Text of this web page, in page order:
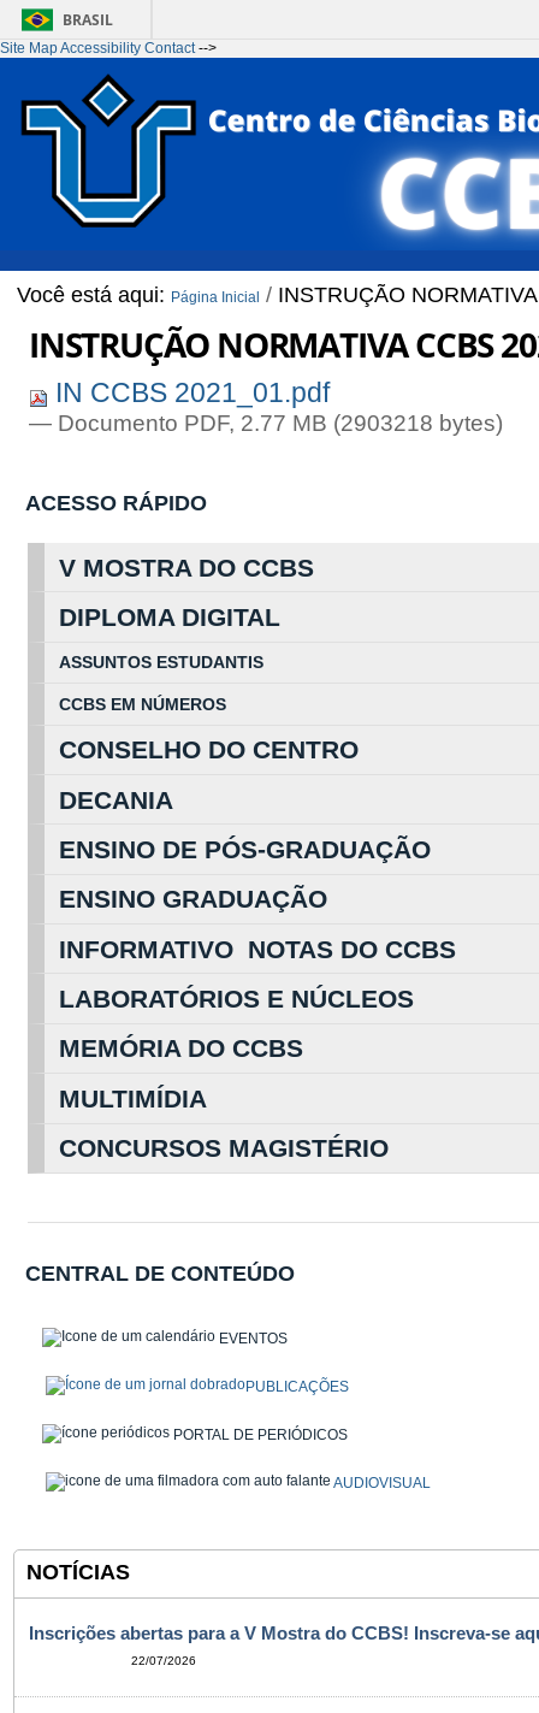
BRASIL
Ir para o conteúdo
Site MapAccessibility Contact-->
Você está aqui: Página Inicial / INSTRUÇÃO
INSTRUÇÃO NORMATIVA CCBS
IN CCBS 2021_01.pdf
— Documento PDF, 2.77 MB (2903218 bytes)
ACESSO RÁPIDO
V MOSTRA DO CCBS
DIPLOMA DIGITAL
ASSUNTOS ESTUDANTIS
CCBS EM NÚMEROS
CONSELHO DO CENTRO
DECANIA
ENSINO DE PÓS-GRADUAÇÃO
ENSINO GRADUAÇÃO
INFORMATIVO NOTAS DO CCBS
LABORATÓRIOS E NÚCLEOS
MEMÓRIA DO CCBS
MULTIMÍDIA
CONCURSOS MAGISTÉRIO
CENTRAL DE CONTEÚDO
EVENTOS
PUBLICAÇÕES
PORTAL DE PERIÓDICOS
AUDIOVISUAL
NOTÍCIAS
Inscrições abertas para a V Mostra do CCBS! Inscreva-se
22/07/2026